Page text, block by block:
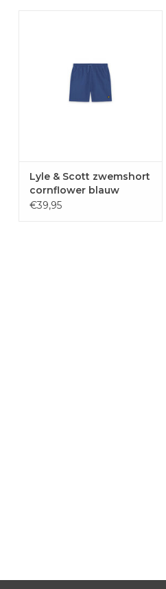
TOEVOEGEN AAN
WINKELWAGEN
Lyle & Scott zwemshort
cornflower blauw
€39,95